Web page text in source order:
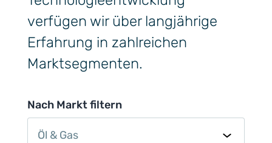
verfügen wir über langjährige
Erfahrung in zahlreichen
Marktsegmenten.
Nach Markt filtern
Öl & Gas